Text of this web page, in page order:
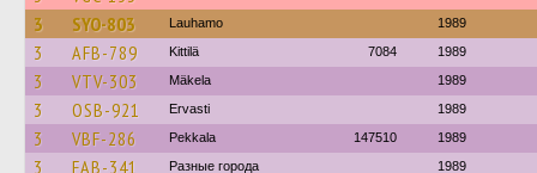
3 SYO-803 Lauhamo 1989
3 AFB-789 Kittilä 7084 1989
3 VTV-303 Mäkela 1989
3 OSB-921 Ervasti 1989
3 VBF-286 Pekkala 147510 1989
3 FAB-341 Разные города 1989